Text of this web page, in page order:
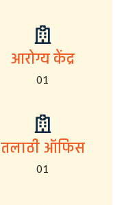
आरोग्य केंद्र
01
तलाठी ऑफिस
01